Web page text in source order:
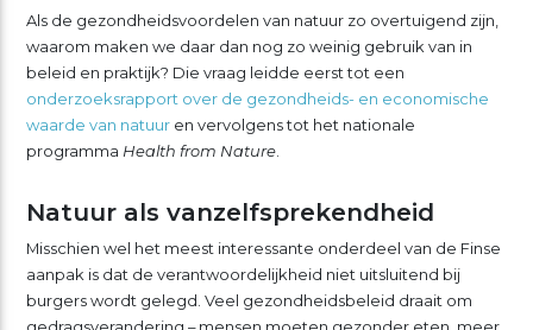
Als de gezondheidsvoordelen van natuur zo overtuigend zijn,
waarom maken we daar dan nog zo weinig gebruik van in
beleid en praktijk? Die vraag leidde eerst tot een
onderzoeksrapport over de gezondheids- en economische
waarde van natuuren vervolgens tot het nationale
programma Health from Nature.
Natuur als vanzelfsprekendheid
Misschien wel het meest interessante onderdeel van de Finse
aanpak is dat de verantwoordelijkheid niet uitsluitend bij
burgers wordt gelegd. Veel gezondheidsbeleid draait om